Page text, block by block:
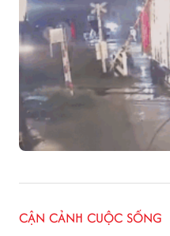
CẬN CẢNH CUỘC SỐNG